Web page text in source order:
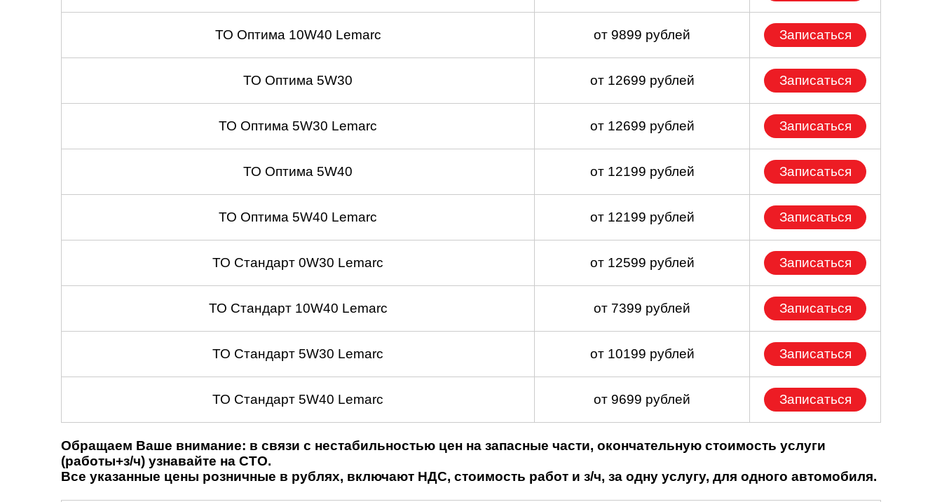
ТО Оптима 10W40 Lemarc от 9899 рублей Записаться
ТО Оптима 5W30 от 12699 рублей Записаться
ТО Оптима 5W30 Lemarc от 12699 рублей Записаться
ТО Оптима 5W40 от 12199 рублей Записаться
ТО Оптима 5W40 Lemarc от 12199 рублей Записаться
ТО Стандарт 0W30 Lemarc от 12599 рублей Записаться
ТО Стандарт 10W40 Lemarc от 7399 рублей Записаться
ТО Стандарт 5W30 Lemarc от 10199 рублей Записаться
ТО Стандарт 5W40 Lemarc от 9699 рублей Записаться
Обращаем Ваше внимание: в связи с нестабильностью цен на запасные части, окончательную стоимость услуги
(работы+з/ч) узнавайте на СТО.
Все указанные цены розничные в рублях, включают НДС, стоимость работ и з/ч, за одну услугу, для одного автомобиля.